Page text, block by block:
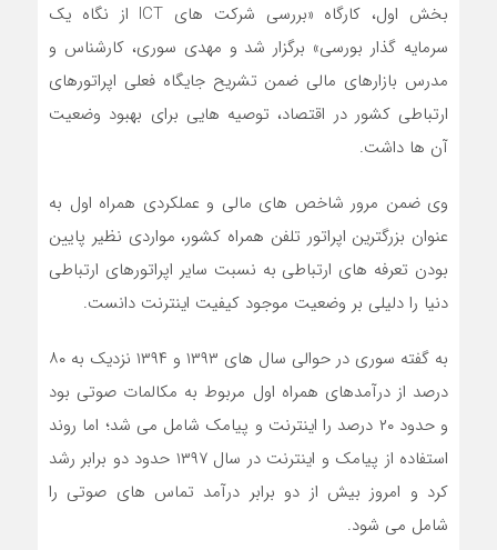
بخش اول، کارگاه «بررسی شرکت های ICT از نگاه یک
سرمایه گذار بورسی» برگزار شد و مهدی سوری، کارشناس و
مدرس بازارهای مالی ضمن تشریح جایگاه فعلی اپراتورهای
ارتباطی کشور در اقتصاد، توصیه هایی برای بهبود وضعیت
آن ها داشت.
وی ضمن مرور شاخص های مالی و عملکردی همراه اول به
عنوان بزرگترین اپراتور تلفن همراه کشور، مواردی نظیر پایین
بودن تعرفه های ارتباطی به نسبت سایر اپراتورهای ارتباطی
دنیا را دلیلی بر وضعیت موجود کیفیت اینترنت دانست.
به گفته سوری در حوالی سال های ۱۳۹۳ و ۱۳۹۴ نزدیک به ۸۰
درصد از درآمدهای همراه اول مربوط به مکالمات صوتی بود
و حدود ۲۰ درصد را اینترنت و پیامک شامل می شد؛ اما روند
استفاده از پیامک و اینترنت در سال ۱۳۹۷ حدود دو برابر رشد
کرد و امروز بیش از دو برابر درآمد تماس های صوتی را
شامل می شود.